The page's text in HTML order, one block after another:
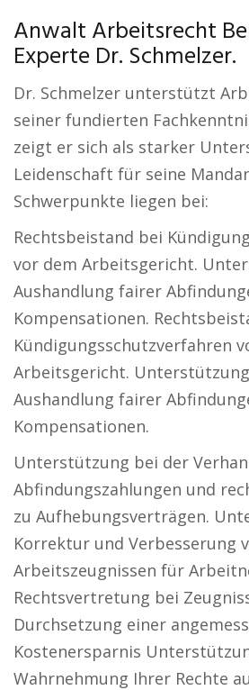
Anwalt Arbeitsrecht
Experte Dr. Schmelzer.
Dr. Schmelzer unterstützt
seiner fundierten
zeigt er sich als starker
Leidenschaft für seine
Schwerpunkte liegen bei:
Rechtsbeistand bei
vor dem Arbeitsgericht.
Aushandlung fairer
Kompensationen.
Kündigungsschutzverfahren
Arbeitsgericht.
Aushandlung fairer
Kompensationen.
Unterstützung bei der
Abfindungszahlungen und
zu Aufhebungsverträgen.
Korrektur und Verbesserung
Arbeitszeugnissen für
Rechtsvertretung bei
Durchsetzung einer
Kostenersparnis
Wahrnehmung Ihrer Rechte